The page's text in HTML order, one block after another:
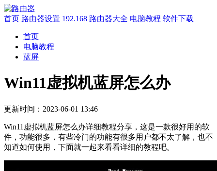
首页 路由器设置 192.168 路由器大全 电脑教程 软件下载
首页
电脑教程
蓝屏
Win11虚拟机蓝屏怎么办
更新时间：2023-06-01 13:46
Win11虚拟机蓝屏怎么办详细教程分享，这是一款很好用的软
件，功能很多，有些冷门的功能有很多用户都不太了解，也不
知道如何使用，下面就一起来看看详细的教程吧。